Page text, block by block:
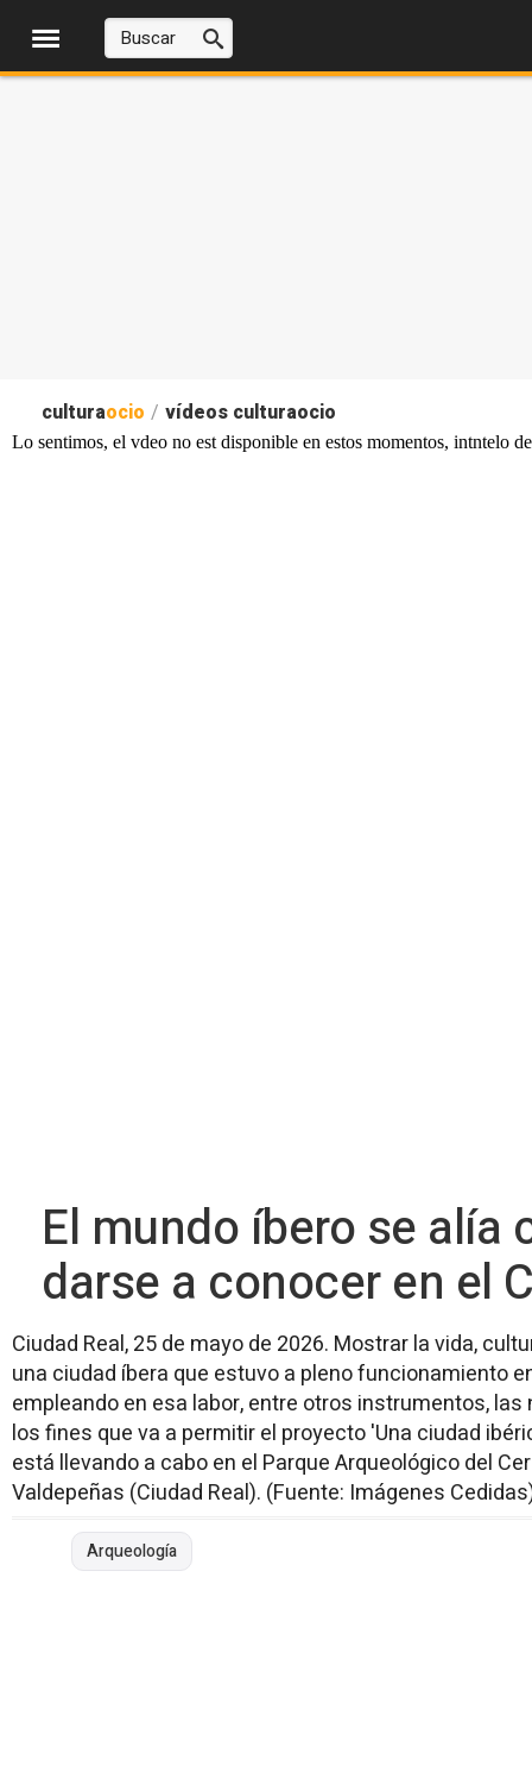
culturaocio / vídeos culturaocio
El mundo íbero se alía
darse a conocer en el
Ciudad Real, 25 de mayo de 2026. Mostrar la vida,
una ciudad íbera que estuvo a pleno funcionamiento
empleando en esa labor, entre otros instrumentos,
los fines que va a permitir el proyecto 'Una ciudad
está llevando a cabo en el Parque Arqueológico del
Valdepeñas (Ciudad Real). (Fuente: Imágenes
Arqueología